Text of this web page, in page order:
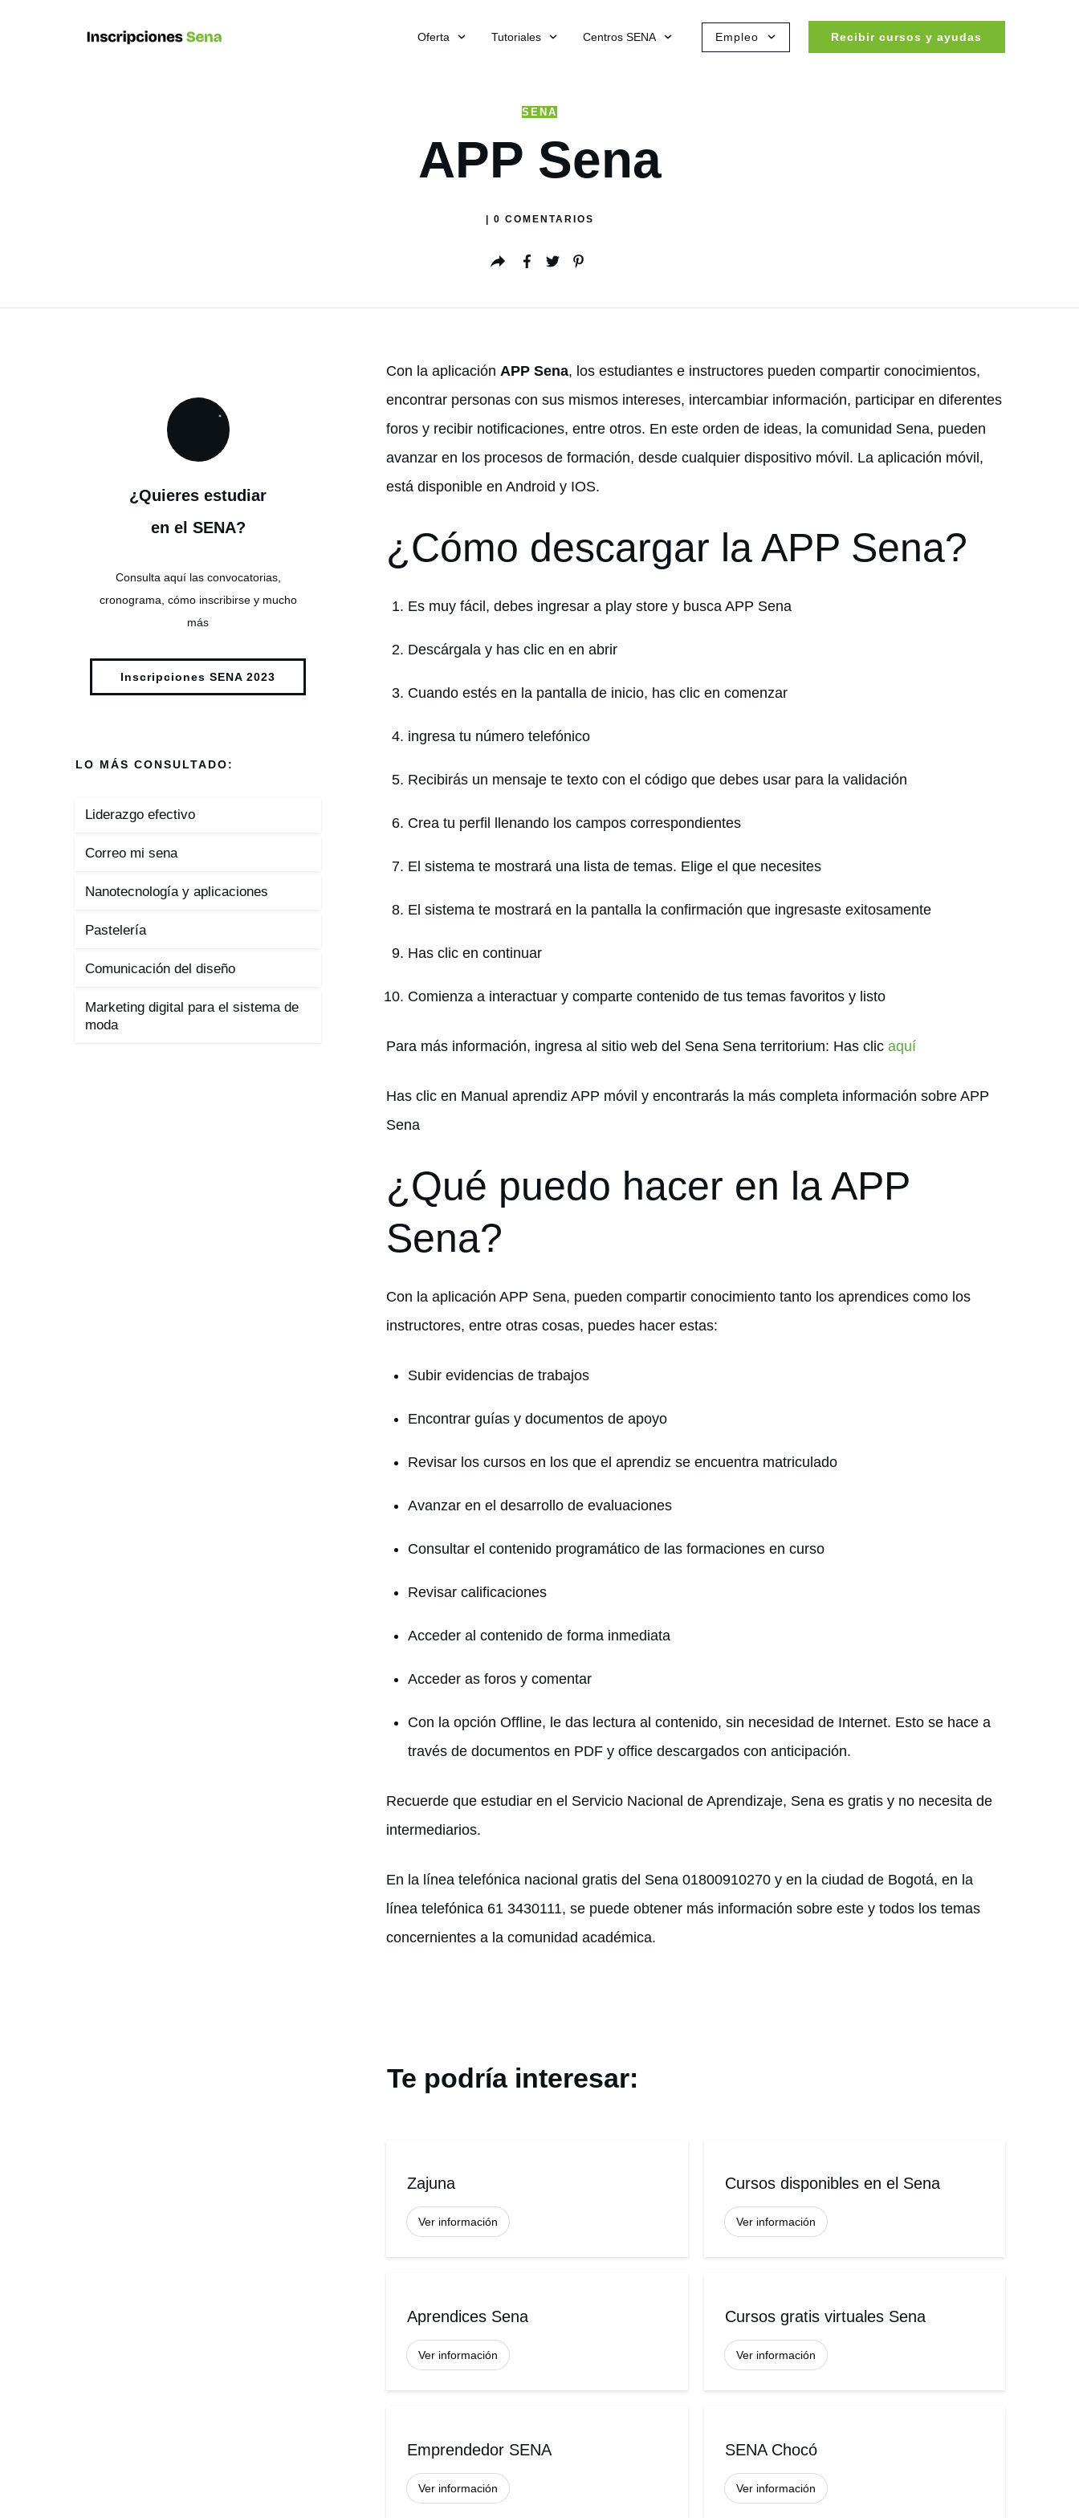
Oferta Tutoriales Centros SENA Empleo Recibir cursos y ayudas
SENA
APP Sena
0 COMENTARIOS
Con la aplicaciónAPP Sena, los estudiantes e instructores pueden compartir conocimientos,
encontrar personas con sus mismos intereses, intercambiar información, participar en diferentes
foros y recibir notificaciones, entre otros. En este orden de ideas, la comunidad Sena, pueden
avanzar en los procesos de formación, desde cualquier dispositivo móvil. La aplicación móvil,
está disponible en Android y IOS.
¿Cómo descargar la APP Sena?
Es muy fácil, debes ingresar a play store y busca APP Sena
Descárgala y has clic en en abrir
Cuando estés en la pantalla de inicio, has clic en comenzar
ingresa tu número telefónico
Recibirás un mensaje te texto con el código que debes usar para la validación
Crea tu perfil llenando los campos correspondientes
El sistema te mostrará una lista de temas. Elige el que necesites
El sistema te mostrará en la pantalla la confirmación que ingresaste exitosamente
Has clic en continuar
Comienza a interactuar y comparte contenido de tus temas favoritos y listo
Para más información, ingresa al sitio web del Sena Sena territorium: Has clicaquí
Has clic en Manual aprendiz APP móvil y encontrarás la más completa información sobre APP
Sena
¿Qué puedo hacer en la APP
Sena?
Con la aplicación APP Sena, pueden compartir conocimiento tanto los aprendices como los
instructores, entre otras cosas, puedes hacer estas:
Subir evidencias de trabajos
Encontrar guías y documentos de apoyo
Revisar los cursos en los que el aprendiz se encuentra matriculado
Avanzar en el desarrollo de evaluaciones
Consultar el contenido programático de las formaciones en curso
Revisar calificaciones
Acceder al contenido de forma inmediata
Acceder as foros y comentar
Con la opción Offline, le das lectura al contenido, sin necesidad de Internet. Esto se hace a
través de documentos en PDF y office descargados con anticipación.
Recuerde que estudiar en el Servicio Nacional de Aprendizaje, Sena es gratis y no necesita de
intermediarios.
En la línea telefónica nacional gratis del Sena 01800910270 y en la ciudad de Bogotá, en la
línea telefónica 61 3430111, se puede obtener más información sobre este y todos los temas
concernientes a la comunidad académica.
Te podría interesar:
Zajuna
Ver información
Cursos disponibles en el Sena
Ver información
Aprendices Sena
Ver información
Cursos gratis virtuales Sena
Ver información
Emprendedor SENA
Ver información
SENA Chocó
Ver información
¿Quieres estudiar
en el SENA?
Consulta aquí las convocatorias,
cronograma, cómo inscribirse y mucho
más
Inscripciones SENA 2023
LO MÁS CONSULTADO:
Liderazgo efectivo
Correo mi sena
Nanotecnología y aplicaciones
Pastelería
Comunicación del diseño
Marketing digital para el sistema de
moda